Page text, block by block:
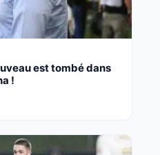
est tombé dans
!